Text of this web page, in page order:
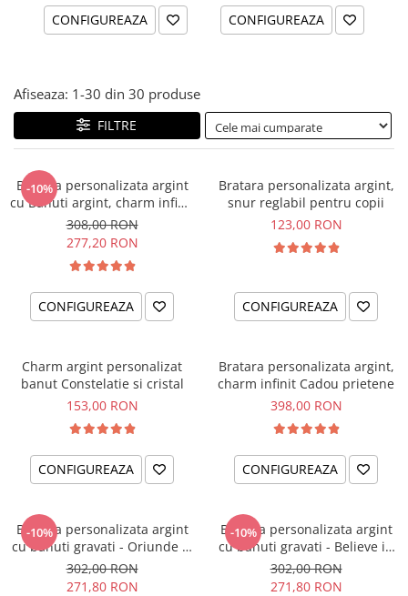
CONFIGUREAZA CONFIGUREAZA
Afiseaza: 1-30 din 30 produse
FILTRE
-10%
Bratara personalizata argint
cu Banuti argint, charm infinit
Fairy Godmother
308,00 RON
277,20 RON
CONFIGUREAZA
Bratara personalizata argint,
snur reglabil pentru copii
123,00 RON
CONFIGUREAZA
Charm argint personalizat
banut Constelatie si cristal
153,00 RON
CONFIGUREAZA
Bratara personalizata argint,
charm infinit Cadou prietene
398,00 RON
CONFIGUREAZA
-10%
Bratara personalizata argint
cu banuti gravati - Oriunde ai
merge
302,00 RON
271,80 RON
-10%
Bratara personalizata argint
cu banuti gravati - Believe in
Yourself
302,00 RON
271,80 RON